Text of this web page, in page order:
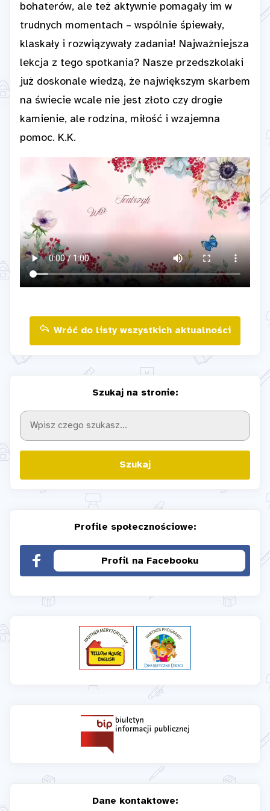
bohaterów, ale też aktywnie pomagały im w
trudnych momentach – wspólnie śpiewały,
klaskały i rozwiązywały zadania! Najważniejsza
lekcja z tego spotkania? Nasze przedszkolaki
już doskonale wiedzą, że największym skarbem
na świecie wcale nie jest złoto czy drogie
kamienie, ale rodzina, miłość i wzajemna
pomoc. K.K.
Wróć do listy wszystkich aktualności
Szukaj na stronie:
Szukaj
Profile społecznościowe:
Profil na Facebooku
Dane kontaktowe: